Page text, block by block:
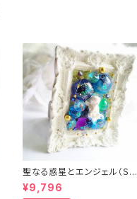
聖なる惑星とエンジェル（Ｓ
イズ）（フレーム・ヒーリングア
ート）
¥9,796